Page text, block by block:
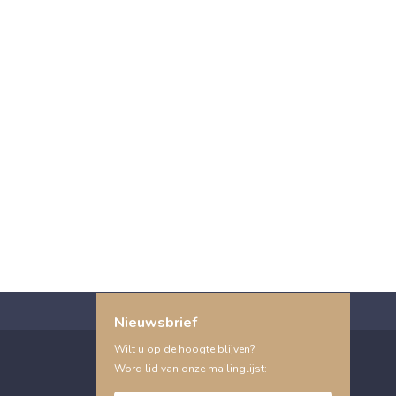
Nieuwsbrief
Wilt u op de hoogte blijven?
Word lid van onze mailinglijst: